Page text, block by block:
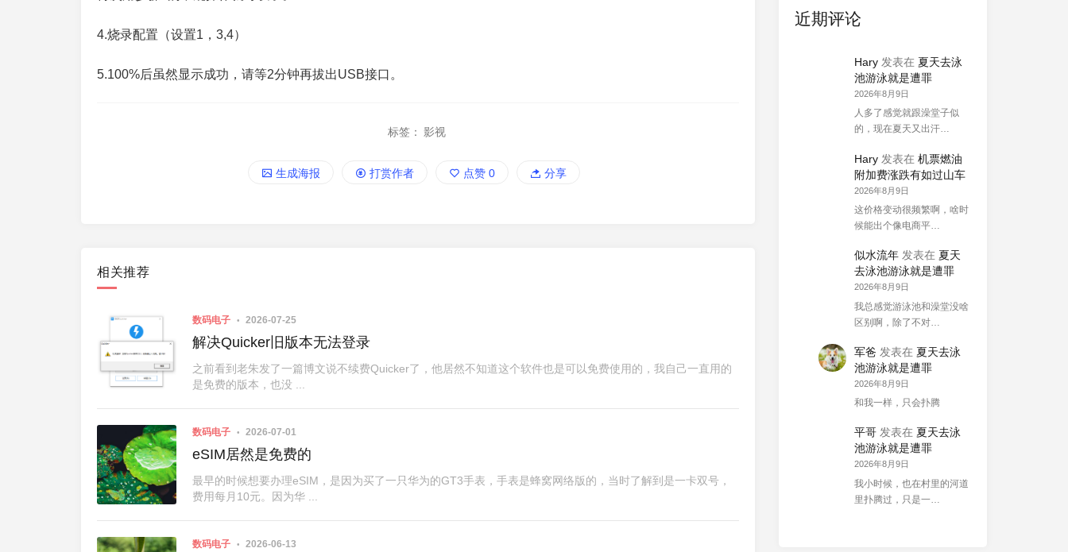
4.烧录配置（设置1，3,4）
5.100%后虽然显示成功，请等2分钟再拔出USB接口。
标签： 影视
生成海报 打赏作者 点赞 0 分享
相关推荐
数码电子 2026-07-25
解决Quicker旧版本无法登录
之前看到老朱发了一篇博文说不续费Quicker了，他居然不知道这个软件也是可以免费使用的，我自己一直用的
是免费的版本，也没 ...
数码电子 2026-07-01
eSIM居然是免费的
最早的时候想要办理eSIM，是因为买了一只华为的GT3手表，手表是蜂窝网络版的，当时了解到是一卡双号，
费用每月10元。因为华 ...
数码电子 2026-06-13
近期评论
Hary 发表在 夏天去泳
池游泳就是遭罪
2026年8月9日
人多了感觉就跟澡堂子似
的，现在夏天又出汗…
Hary 发表在 机票燃油
附加费涨跌有如过山车
2026年8月9日
这价格变动很频繁啊，啥时
候能出个像电商平…
似水流年 发表在 夏天
去泳池游泳就是遭罪
2026年8月9日
我总感觉游泳池和澡堂没啥
区别啊，除了不对…
军爸 发表在 夏天去泳
池游泳就是遭罪
2026年8月9日
和我一样，只会扑腾
平哥 发表在 夏天去泳
池游泳就是遭罪
2026年8月9日
我小时候，也在村里的河道
里扑腾过，只是一…